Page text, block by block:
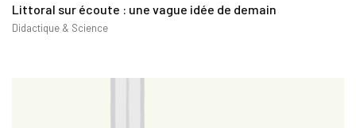
Littoral sur écoute : une vague idée de demain
Didactique & Science